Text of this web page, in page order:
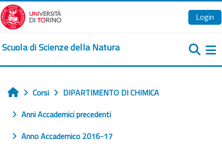
Vai al contenuto principale
Login
Scuola di Scienze della Natura
Home
Corsi
DIPARTIMENTO DI CHIMICA
Anni Accademici precedenti
Anno Accademico 2016-17